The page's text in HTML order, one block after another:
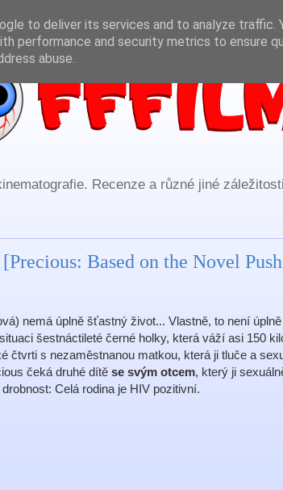
Recenze a různé jiné
Based on the Novel
nemá úplně šťastný život... Vlastně, to není
šestnáctileté černé holky, která váží asi 150
čtvrti s nezaměstnanou matkou, která ji tluče a
čeká druhé dítě se svým otcem, který ji
Celá rodina je HIV pozitivní.
to deliver its services and to analyze traffic.
performance and security metrics to ensure
abuse.